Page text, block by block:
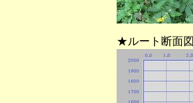
★ルート断面図